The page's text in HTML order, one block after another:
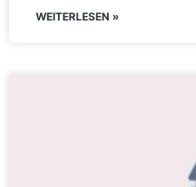
WEITERLESEN »